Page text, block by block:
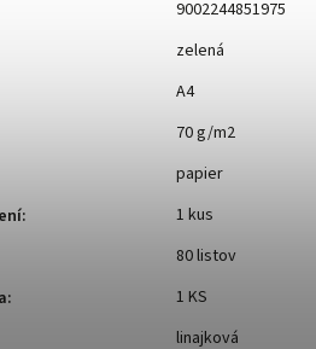
9002244851975
zelená
A4
70 g/m2
papier
:
1 kus
80 listov
:
1 KS
linajková